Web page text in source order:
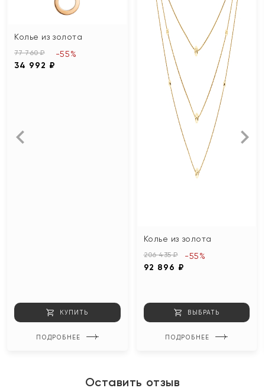
Колье из золота
77 760 ₽
34 992 ₽
-55%
КУПИТЬ
ПОДРОБНЕЕ
Колье из золота
206 435 ₽
92 896 ₽
-55%
ВЫБРАТЬ
ПОДРОБНЕЕ
Оставить отзыв